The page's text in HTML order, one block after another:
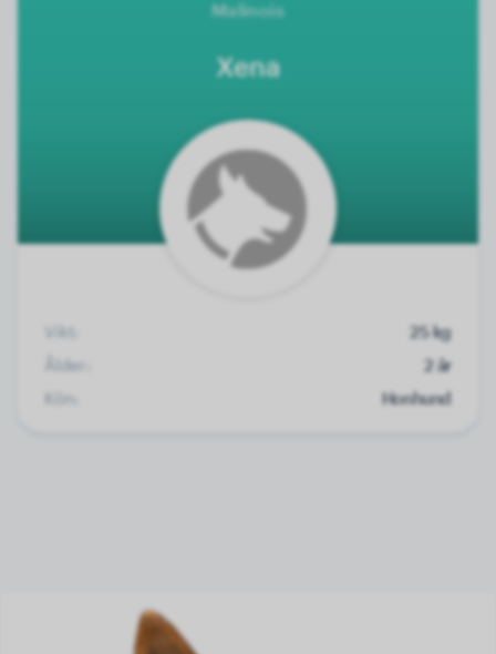
Malinois
Xena
Vikt:
25 kg
Ålder:
2 år
Kön:
Honhund